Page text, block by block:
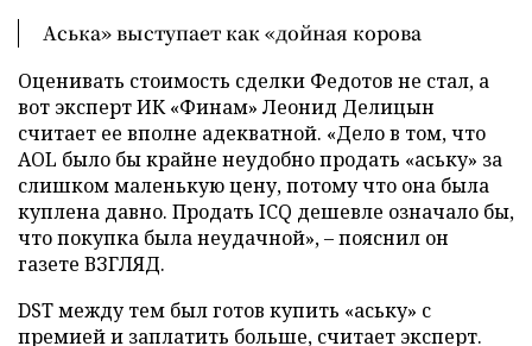
Аська» выступает как «дойная корова
Оценивать стоимость сделки Федотов не стал, а
вот эксперт ИК «Финам» Леонид Делицын
считает ее вполне адекватной. «Дело в том, что
AOL было бы крайне неудобно продать «аську» за
слишком маленькую цену, потому что она была
куплена давно. Продать ICQ дешевле означало бы,
что покупка была неудачной», – пояснил он
газете ВЗГЛЯД.
DST между тем был готов купить «аську» с
премией и заплатить больше, считает эксперт.